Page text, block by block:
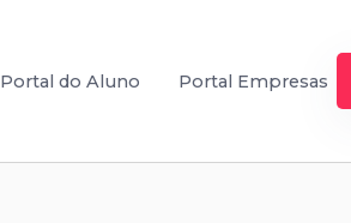
Portal do Aluno Portal Empresas